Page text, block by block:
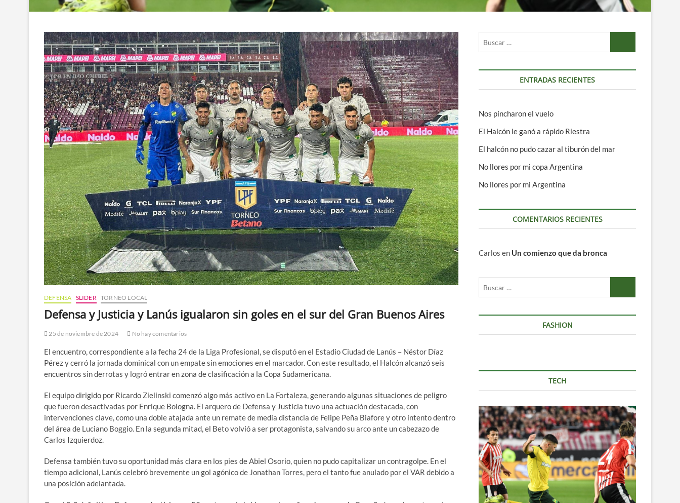
DEFENSA SLIDER TORNEO LOCAL
Defensa y Justicia y Lanús igualaron sin goles en el sur del Gran Buenos Aires
25 de noviembre de 2024 No hay comentarios
El encuentro, correspondiente a la fecha 24 de la Liga Profesional, se disputó en el Estadio Ciudad de Lanús – Néstor Díaz
Pérez y cerró la jornada dominical con un empate sin emociones en el marcador. Con este resultado, el Halcón alcanzó seis
encuentros sin derrotas y logró entrar en zona de clasificación a la Copa Sudamericana.
El equipo dirigido por Ricardo Zielinski comenzó algo más activo en La Fortaleza, generando algunas situaciones de peligro
que fueron desactivadas por Enrique Bologna. El arquero de Defensa y Justicia tuvo una actuación destacada, con
intervenciones clave, como una doble atajada ante un remate de media distancia de Felipe Peña Biafore y otro intento dentro
del área de Luciano Boggio. En la segunda mitad, el Beto volvió a ser protagonista, salvando su arco ante un cabezazo de
Carlos Izquierdoz.
Defensa también tuvo su oportunidad más clara en los pies de Abiel Osorio, quien no pudo capitalizar un contragolpe. En el
tiempo adicional, Lanús celebró brevemente un gol agónico de Jonathan Torres, pero el tanto fue anulado por el VAR debido a
una posición adelantada.
ENTRADAS RECIENTES
Nos pincharon el vuelo
El Halcón le ganó a rápido Riestra
El halcón no pudo cazar al tiburón del mar
No llores por mi copa Argentina
No llores por mi Argentina
COMENTARIOS RECIENTES
Carlos en Un comienzo que da bronca
FASHION
TECH